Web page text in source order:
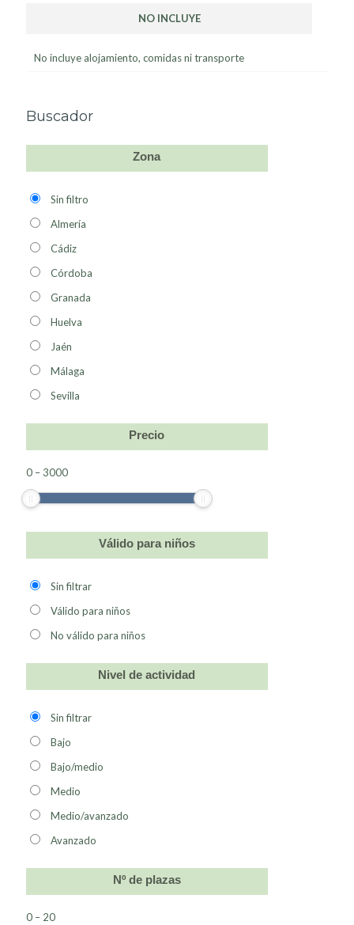
NO INCLUYE
No incluye alojamiento, comidas ni transporte
Buscador
Zona
Sin filtro
Almería
Cádiz
Córdoba
Granada
Huelva
Jaén
Málaga
Sevilla
Precio
0 – 3000
Válido para niños
Sin filtrar
Válido para niños
No válido para niños
Nivel de actividad
Sin filtrar
Bajo
Bajo/medio
Medio
Medio/avanzado
Avanzado
Nº de plazas
0 – 20